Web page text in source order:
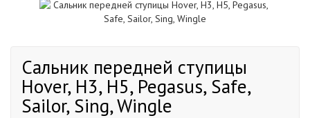
Сальник передней ступицы
Hover, H3, H5, Pegasus, Safe,
Sailor, Sing, Wingle